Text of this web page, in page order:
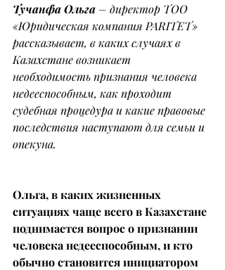
Тучанфа Ольга – директор ТОО
«Юридическая компания PARITET»
рассказывает, в каких случаях в
Казахстане возникает
необходимость признания человека
недееспособным, как проходит
судебная процедура и какие правовые
последствия наступают для семьи и
опекуна.
Ольга, в каких жизненных
ситуациях чаще всего в Казахстане
поднимается вопрос о признании
человека недееспособным, и кто
обычно становится инициатором